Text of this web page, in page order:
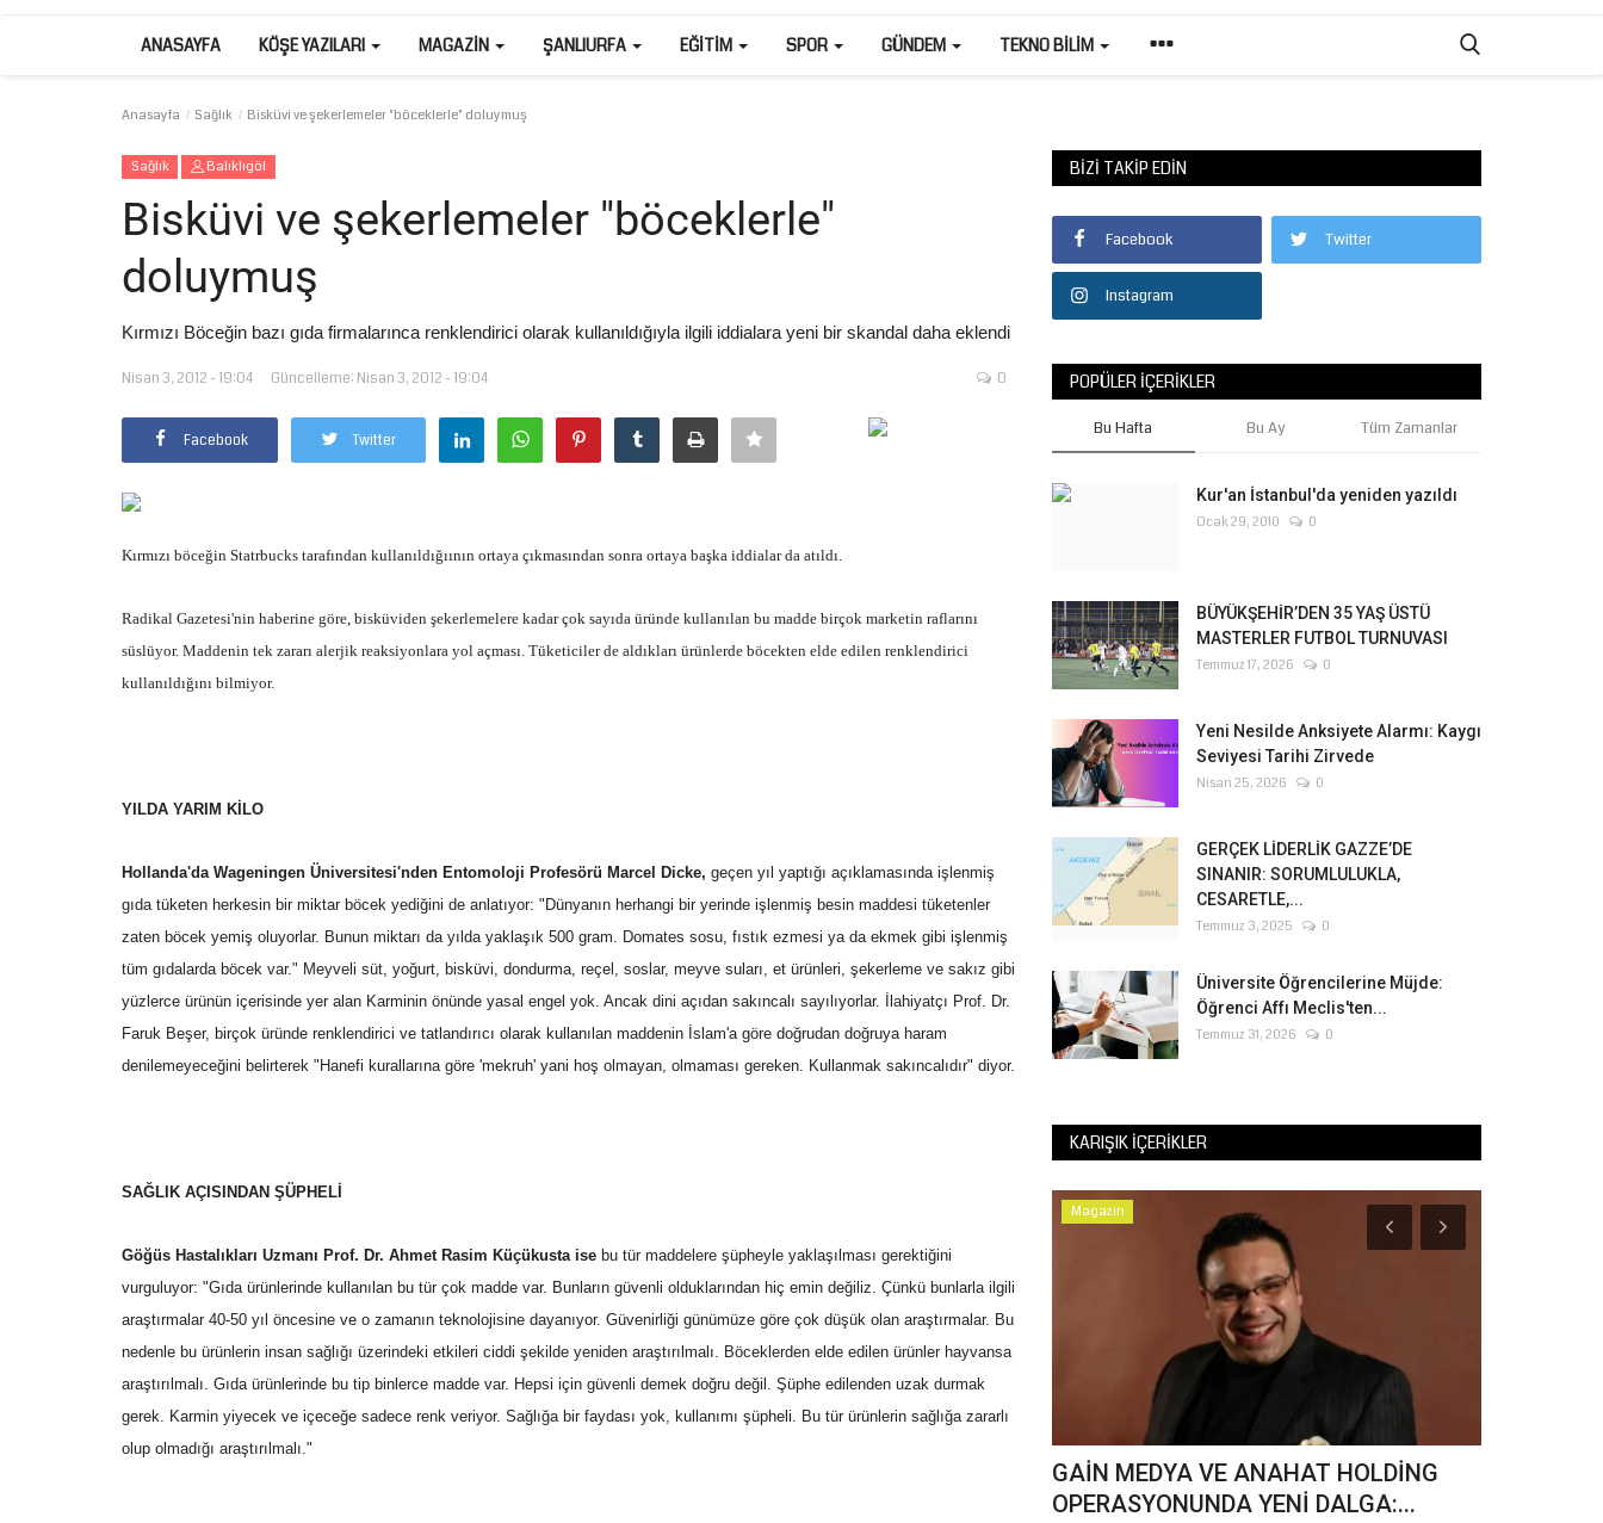
ANASAYFA KÖŞE YAZILARI MAGAZIN ŞANLIURFA EĞITIM SPOR GÜNDEM TEKNO BILIM
Anasayfa Sağlık Bisküvi ve şekerlemeler "böceklerle" doluymuş
Sağlık Balıklıgöl
Bisküvi ve şekerlemeler "böceklerle"
doluymuş
Kırmızı Böceğin bazı gıda firmalarınca renklendirici olarak kullanıldığıyla ilgili iddialara yeni bir skandal daha eklendi
Nisan 3, 2012 - 19:04 Güncelleme: Nisan 3, 2012 - 19:04 0
Facebook Twitter
Kırmızı böceğin Statrbucks tarafından kullanıldığıının ortaya çıkmasından sonra ortaya başka iddialar da atıldı.
Radikal Gazetesi'nin haberine göre, bisküviden şekerlemelere kadar çok sayıda üründe kullanılan bu madde birçok marketin raflarını
süslüyor. Maddenin tek zararı alerjik reaksiyonlara yol açması. Tüketiciler de aldıkları ürünlerde böcekten elde edilen renklendirici
kullanıldığını bilmiyor.
YILDA YARIM KİLO
Hollanda'da Wageningen Üniversitesi'nden Entomoloji Profesörü Marcel Dicke, geçen yıl yaptığı açıklamasında işlenmiş
gıda tüketen herkesin bir miktar böcek yediğini de anlatıyor: "Dünyanın herhangi bir yerinde işlenmiş besin maddesi tüketenler
zaten böcek yemiş oluyorlar. Bunun miktarı da yılda yaklaşık 500 gram. Domates sosu, fıstık ezmesi ya da ekmek gibi işlenmiş
tüm gıdalarda böcek var." Meyveli süt, yoğurt, bisküvi, dondurma, reçel, soslar, meyve suları, et ürünleri, şekerleme ve sakız gibi
yüzlerce ürünün içerisinde yer alan Karminin önünde yasal engel yok. Ancak dini açıdan sakıncalı sayılıyorlar. İlahiyatçı Prof. Dr.
Faruk Beşer, birçok üründe renklendirici ve tatlandırıcı olarak kullanılan maddenin İslam'a göre doğrudan doğruya haram
denilemeyeceğini belirterek "Hanefi kurallarına göre 'mekruh' yani hoş olmayan, olmaması gereken. Kullanmak sakıncalıdır" diyor.
SAĞLIK AÇISINDAN ŞÜPHELİ
Göğüs Hastalıkları Uzmanı Prof. Dr. Ahmet Rasim Küçükusta ise bu tür maddelere şüpheyle yaklaşılması gerektiğini
vurguluyor: "Gıda ürünlerinde kullanılan bu tür çok madde var. Bunların güvenli olduklarından hiç emin değiliz. Çünkü bunlarla ilgili
araştırmalar 40-50 yıl öncesine ve o zamanın teknolojisine dayanıyor. Güvenirliği günümüze göre çok düşük olan araştırmalar. Bu
nedenle bu ürünlerin insan sağlığı üzerindeki etkileri ciddi şekilde yeniden araştırılmalı. Böceklerden elde edilen ürünler hayvansa
araştırılmalı. Gıda ürünlerinde bu tip binlerce madde var. Hepsi için güvenli demek doğru değil. Şüphe edilenden uzak durmak
gerek. Karmin yiyecek ve içeceğe sadece renk veriyor. Sağlığa bir faydası yok, kullanımı şüpheli. Bu tür ürünlerin sağlığa zararlı
olup olmadığı araştırılmalı."
BIZI TAKIP EDIN
Facebook Twitter
Instagram
POPÜLER İÇERIKLER
Bu Hafta Bu Ay Tüm Zamanlar
Kur'an İstanbul'da yeniden yazıldı
Ocak 29, 2010 0
BÜYÜKŞEHİR’DEN 35 YAŞ ÜSTÜ
MASTERLER FUTBOL TURNUVASI
Temmuz 17, 2026 0
Yeni Nesilde Anksiyete Alarmı: Kaygı
Seviyesi Tarihi Zirvede
Nisan 25, 2026 0
GERÇEK LİDERLİK GAZZE’DE
SINANIR: SORUMLULUKLA,
CESARETLE,...
Temmuz 3, 2025 0
Üniversite Öğrencilerine Müjde:
Öğrenci Affı Meclis'ten...
Temmuz 31, 2026 0
KARIŞIK İÇERIKLER
Magazin
GAİN MEDYA VE ANAHAT HOLDİNG
OPERASYONUNDA YENİ DALGA:...